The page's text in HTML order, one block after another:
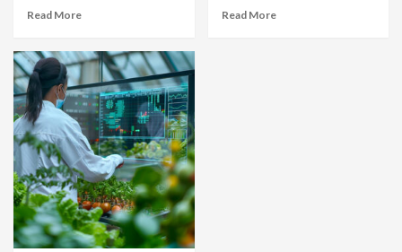
Read More Read More